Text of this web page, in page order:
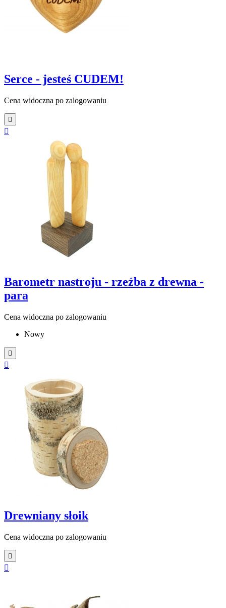
Serce - jesteś CUDEM!
Cena widoczna po zalogowaniu


Barometr nastroju - rzeźba z drewna -
para
Cena widoczna po zalogowaniu
Nowy


Drewniany słoik
Cena widoczna po zalogowaniu

